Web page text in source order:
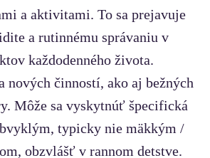
a aktivitami. To sa prejavuje
a rutinnému správaniu v
každodenného života.
nových činností, ako aj bežných
Môže sa vyskytnúť špecifická
typicky nie mäkkým /
obzvlášť v rannom detstve.